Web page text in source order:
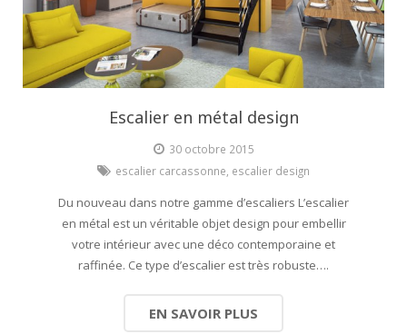
Escalier en métal design
30 octobre 2015
escalier carcassonne escalier design
Du nouveau dans notre gamme d’escaliers L’escalier
en métal est un véritable objet design pour embellir
votre intérieur avec une déco contemporaine et
raffinée. Ce type d’escalier est très robuste….
EN SAVOIR PLUS